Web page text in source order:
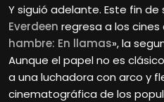
Y siguió adelante. Este fin
Everdeen regresa a los cines
hambre: En llamas», la
Aunque el papel no es
a una luchadora con arco y
cinematográfica de los